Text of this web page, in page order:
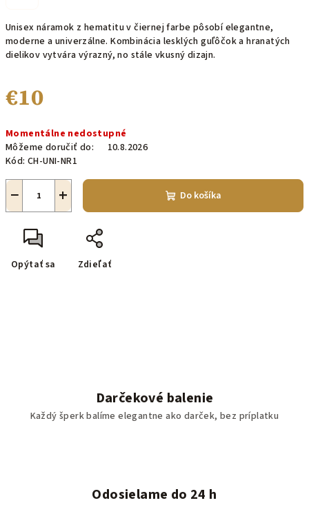
Unisex náramok z hematitu v čiernej farbe pôsobí elegantne,
moderne a univerzálne. Kombinácia lesklých guľôčok a hranatých
dielikov vytvára výrazný, no stále vkusný dizajn.
€10
cena:
Momentálne nedostupné
Môžeme doručiť do:
10.8.2026
Kód: CH-UNI-NR1
+
− Do košíka
Opýtať sa Zdieľať
Darčekové balenie
Každý šperk balíme elegantne ako darček, bez príplatku
Odosielame do 24 h